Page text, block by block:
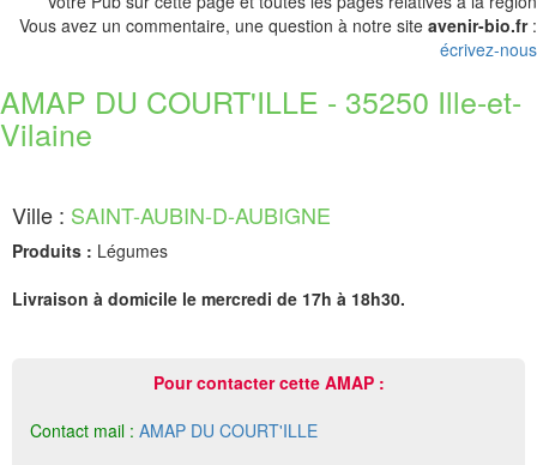
Vous avez un commentaire, une question à notre site avenir-bio.fr:
écrivez-nous
AMAP DU COURT'ILLE - 35250 Ille-et-
Vilaine
Ville : SAINT-AUBIN-D-AUBIGNE
Produits : Légumes
Livraison à domicile le mercredi de 17h à 18h30.
Pour contacter cette AMAP :
Contact mail : AMAP DU COURT'ILLE